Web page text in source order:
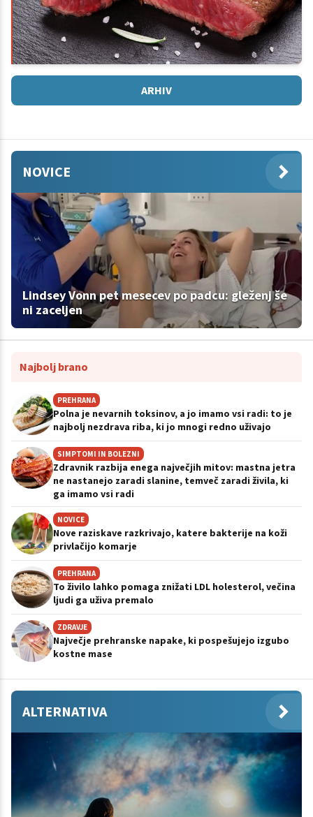
ARHIV
NOVICE
Lindsey Vonn pet mesecev po padcu: gleženj še
ni zaceljen
Najbolj brano
PREHRANA
Polna je nevarnih toksinov, a jo imamo vsi radi: to je
najbolj nezdrava riba, ki jo mnogi redno uživajo
SIMPTOMI IN BOLEZNI
Zdravnik razbija enega največjih mitov: mastna jetra
ne nastanejo zaradi slanine, temveč zaradi živila, ki
ga imamo vsi radi
NOVICE
Nove raziskave razkrivajo, katere bakterije na koži
privlačijo komarje
PREHRANA
To živilo lahko pomaga znižati LDL holesterol, večina
ljudi ga uživa premalo
ZDRAVJE
Največje prehranske napake, ki pospešujejo izgubo
kostne mase
ALTERNATIVA